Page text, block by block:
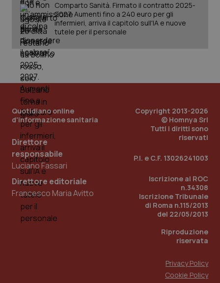
Comparto Sanità. Firmato il contratto 2025-
2027. Aumenti fino a 240 euro per gli
infermieri, arriva il capitolo sull'IA e nuove
tutele per il personale
Quotidiano online
d'informazione sanitaria
Direttore
responsabile
Luciano Fassari
Direttore editoriale
Francesco Maria Avitto
Copyright 2013-2026
© Homnya Srl
Tutti i diritti sono
riservati
P.I. e C.F. 13026241003
Iscrizione al ROC
n.34308
Iscrizione Tribunale
di Roma n.115/2013
del 22/05/2013
Riproduzione
riservata
Privacy Policy
Cookie Policy
PHP.net
www.quotidianosanita.it